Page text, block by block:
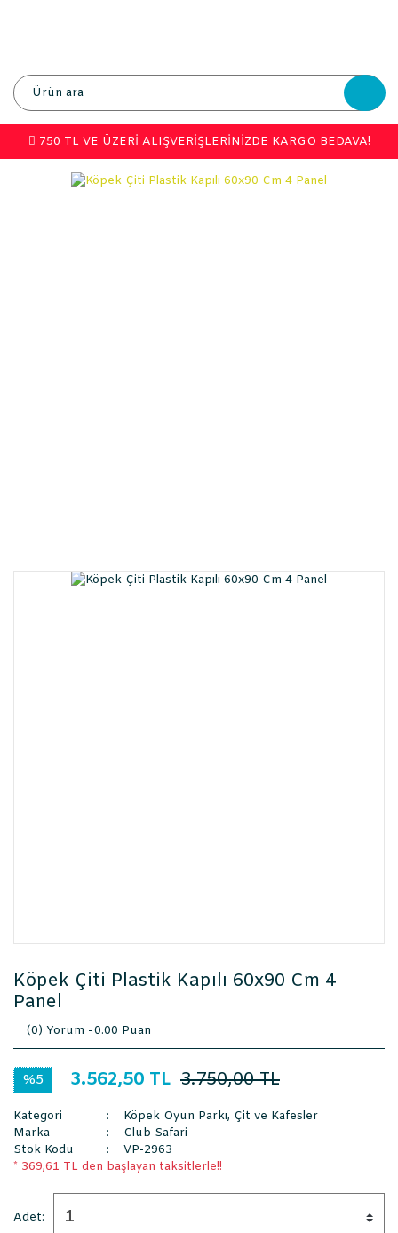
750 TL VE ÜZERİ ALIŞVERİŞLERİNİZDE KARGO BEDAVA!
Köpek Çiti Plastik Kapılı 60x90 Cm 4
Panel
(0) Yorum -0.00 Puan
%5 3.562,50 TL 3.750,00 TL
Kategori
Köpek Oyun Parkı, Çit ve Kafesler
Marka
Club Safari
Stok Kodu
VP-2963
* 369,61 TL den başlayan taksitlerle!!
Adet: